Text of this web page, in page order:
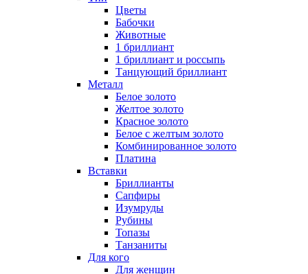
Цветы
Бабочки
Животные
1 бриллиант
1 бриллиант и россыпь
Танцующий бриллиант
Металл
Белое золото
Желтое золото
Красное золото
Белое с желтым золото
Комбинированное золото
Платина
Вставки
Бриллианты
Сапфиры
Изумруды
Рубины
Топазы
Танзаниты
Для кого
Для женщин